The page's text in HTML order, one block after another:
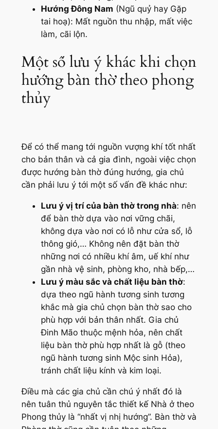
Hướng Đông Nam (Ngũ quỷ hay Gặp
tai hoạ): Mất nguồn thu nhập, mất việc
làm, cãi lộn.
Một số lưu ý khác khi chọn
hướng bàn thờ theo phong
thủy
Để có thể mang tới nguồn vượng khí tốt nhất
cho bản thân và cả gia đình, ngoài việc chọn
được hướng bàn thờ đúng hướng, gia chủ
cần phải lưu ý tới một số vấn đề khác như:
Lưu ý vị trí của bàn thờ trong nhà: nên
để bàn thờ dựa vào nơi vững chãi,
không dựa vào nơi có lỗ như cửa sổ, lỗ
thông gió,… Không nên đặt bàn thờ
những nơi có nhiều khí âm, uế khí như
gần nhà vệ sinh, phòng kho, nhà bếp,…
Lưu ý màu sắc và chất liệu bàn thờ:
dựa theo ngũ hành tương sinh tương
khắc mà gia chủ chọn bàn thờ sao cho
phù hợp với bản thân nhất. Gia chủ
Đinh Mão thuộc mệnh hỏa, nên chất
liệu bàn thờ phù hợp nhất là gỗ (theo
ngũ hành tương sinh Mộc sinh Hỏa),
tránh chất liệu kính và kim loại.
Điều mà các gia chủ cần chú ý nhất đó là
nên tuân thủ nguyên tắc thiết kế Nhà ở theo
Phong thủy là “nhất vị nhị hướng”. Bàn thờ và